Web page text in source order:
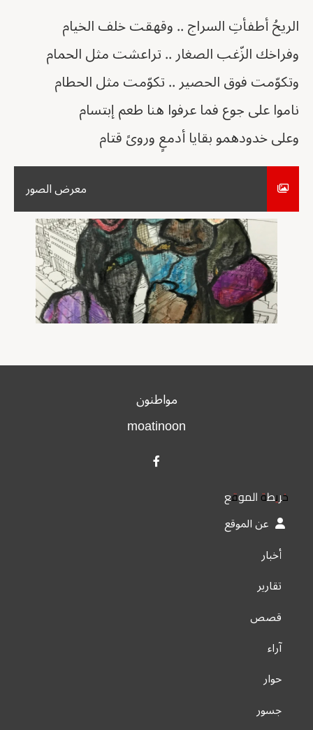
الريحُ أطفأتِ السراج .. وقهقت خلف الخيام
وفراخك الزّغب الصغار .. تراعشت مثل الحمام
وتكوّمت فوق الحصير .. تكوّمت مثل الحطام
ناموا على جوع فما عرفوا هنا طعم إبتسام
وعلى خدودهمو بقايا أدمعٍ وروىً قتام
معرض الصور
مواطنون
moatinoon
خريطة الموقع
عن الموقع
أخبار
تقارير
قصص
آراء
حوار
جسور